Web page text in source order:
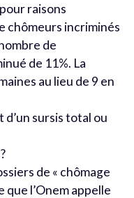
raisons
chômeurs incriminés
de
de 11%. La
au lieu de 9 en
d’un sursis total ou
de « chômage
l’Onem appelle